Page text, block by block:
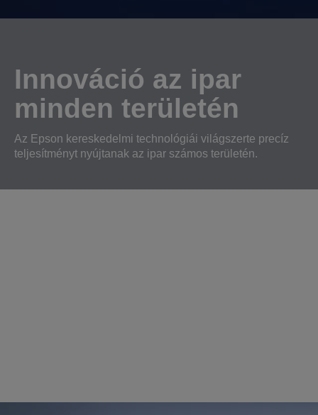
Innováció az ipar
minden területén
Az Epson kereskedelmi technológiái világszerte precíz
teljesítményt nyújtanak az ipar számos területén.